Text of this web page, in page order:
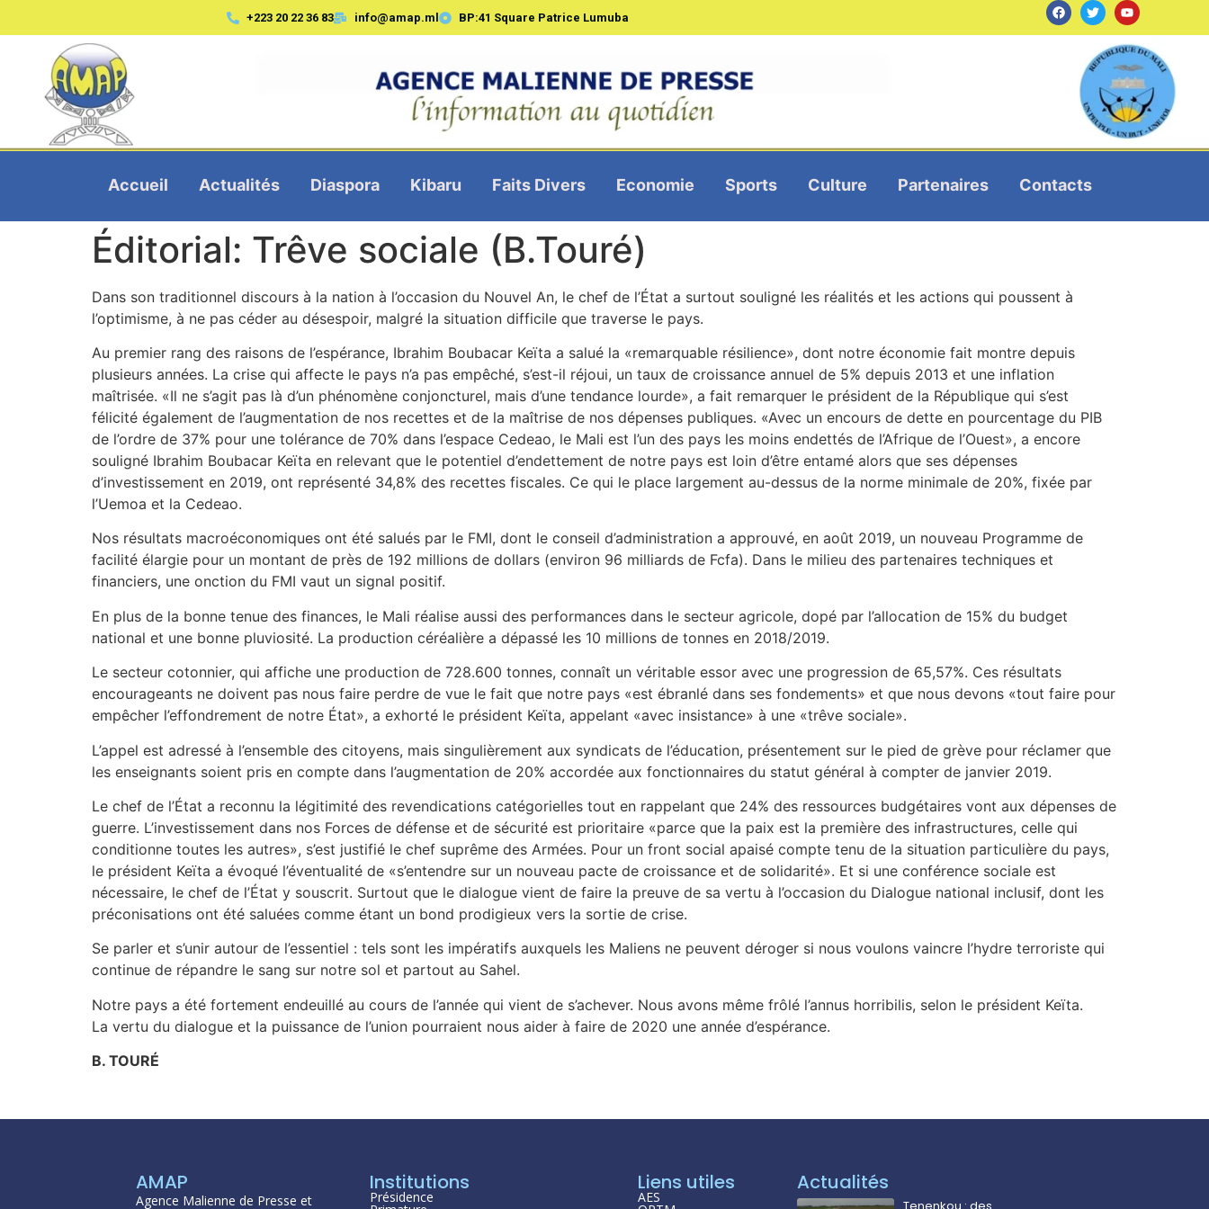
+223 20 22 36 83 info@amap.ml BP:41 Square Patrice Lumuba
Accueil Actualités Diaspora Kibaru Faits Divers Economie Sports Culture Partenaires Contacts
Éditorial: Trêve sociale (B.Touré)
Dans son traditionnel discours à la nation à l’occasion du Nouvel An, le chef de l’État a surtout souligné les réalités et les actions qui poussent à
l’optimisme, à ne pas céder au désespoir, malgré la situation difficile que traverse le pays.
Au premier rang des raisons de l’espérance, Ibrahim Boubacar Keïta a salué la «remarquable résilience», dont notre économie fait montre depuis
plusieurs années. La crise qui affecte le pays n’a pas empêché, s’est-il réjoui, un taux de croissance annuel de 5% depuis 2013 et une inflation
maîtrisée. «Il ne s’agit pas là d’un phénomène conjoncturel, mais d’une tendance lourde», a fait remarquer le président de la République qui s’est
félicité également de l’augmentation de nos recettes et de la maîtrise de nos dépenses publiques. «Avec un encours de dette en pourcentage du PIB
de l’ordre de 37% pour une tolérance de 70% dans l’espace Cedeao, le Mali est l’un des pays les moins endettés de l’Afrique de l’Ouest», a encore
souligné Ibrahim Boubacar Keïta en relevant que le potentiel d’endettement de notre pays est loin d’être entamé alors que ses dépenses
d’investissement en 2019, ont représenté 34,8% des recettes fiscales. Ce qui le place largement au-dessus de la norme minimale de 20%, fixée par
l’Uemoa et la Cedeao.
Nos résultats macroéconomiques ont été salués par le FMI, dont le conseil d’administration a approuvé, en août 2019, un nouveau Programme de
facilité élargie pour un montant de près de 192 millions de dollars (environ 96 milliards de Fcfa). Dans le milieu des partenaires techniques et
financiers, une onction du FMI vaut un signal positif.
En plus de la bonne tenue des finances, le Mali réalise aussi des performances dans le secteur agricole, dopé par l’allocation de 15% du budget
national et une bonne pluviosité. La production céréalière a dépassé les 10 millions de tonnes en 2018/2019.
Le secteur cotonnier, qui affiche une production de 728.600 tonnes, connaît un véritable essor avec une progression de 65,57%. Ces résultats
encourageants ne doivent pas nous faire perdre de vue le fait que notre pays «est ébranlé dans ses fondements» et que nous devons «tout faire pour
empêcher l’effondrement de notre État», a exhorté le président Keïta, appelant «avec insistance» à une «trêve sociale».
L’appel est adressé à l’ensemble des citoyens, mais singulièrement aux syndicats de l’éducation, présentement sur le pied de grève pour réclamer que
les enseignants soient pris en compte dans l’augmentation de 20% accordée aux fonctionnaires du statut général à compter de janvier 2019.
Le chef de l’État a reconnu la légitimité des revendications catégorielles tout en rappelant que 24% des ressources budgétaires vont aux dépenses de
guerre. L’investissement dans nos Forces de défense et de sécurité est prioritaire «parce que la paix est la première des infrastructures, celle qui
conditionne toutes les autres», s’est justifié le chef suprême des Armées. Pour un front social apaisé compte tenu de la situation particulière du pays,
le président Keïta a évoqué l’éventualité de «s’entendre sur un nouveau pacte de croissance et de solidarité». Et si une conférence sociale est
nécessaire, le chef de l’État y souscrit. Surtout que le dialogue vient de faire la preuve de sa vertu à l’occasion du Dialogue national inclusif, dont les
préconisations ont été saluées comme étant un bond prodigieux vers la sortie de crise.
Se parler et s’unir autour de l’essentiel : tels sont les impératifs auxquels les Maliens ne peuvent déroger si nous voulons vaincre l’hydre terroriste qui
continue de répandre le sang sur notre sol et partout au Sahel.
Notre pays a été fortement endeuillé au cours de l’année qui vient de s’achever. Nous avons même frôlé l’annus horribilis, selon le président Keïta.
La vertu du dialogue et la puissance de l’union pourraient nous aider à faire de 2020 une année d’espérance.
B. TOURÉ
AMAP
Agence Malienne de Presse et
Institutions
Présidence
Liens utiles
AES
Actualités